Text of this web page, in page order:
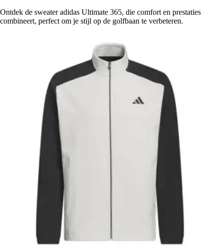
Ontdek de sweater adidas Ultimate 365, die comfort en prestaties
combineert, perfect om je stijl op de golfbaan te verbeteren.